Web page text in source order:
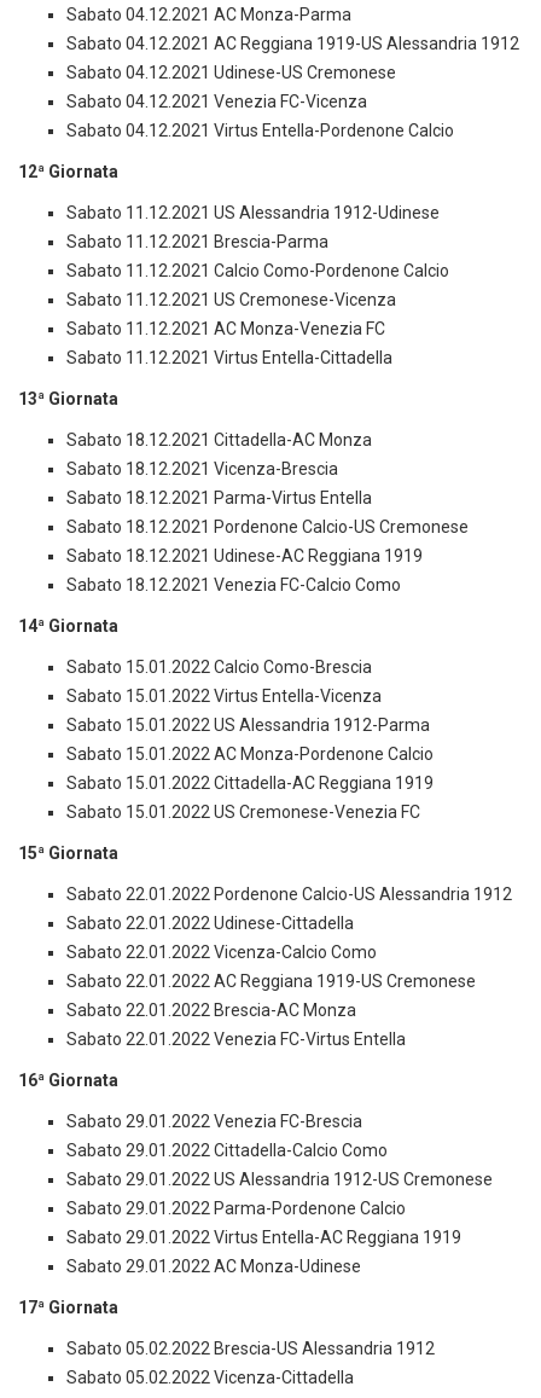
Sabato 04.12.2021 AC Monza-Parma
Sabato 04.12.2021 AC Reggiana 1919-US Alessandria 1912
Sabato 04.12.2021 Udinese-US Cremonese
Sabato 04.12.2021 Venezia FC-Vicenza
Sabato 04.12.2021 Virtus Entella-Pordenone Calcio
12ª Giornata
Sabato 11.12.2021 US Alessandria 1912-Udinese
Sabato 11.12.2021 Brescia-Parma
Sabato 11.12.2021 Calcio Como-Pordenone Calcio
Sabato 11.12.2021 US Cremonese-Vicenza
Sabato 11.12.2021 AC Monza-Venezia FC
Sabato 11.12.2021 Virtus Entella-Cittadella
13ª Giornata
Sabato 18.12.2021 Cittadella-AC Monza
Sabato 18.12.2021 Vicenza-Brescia
Sabato 18.12.2021 Parma-Virtus Entella
Sabato 18.12.2021 Pordenone Calcio-US Cremonese
Sabato 18.12.2021 Udinese-AC Reggiana 1919
Sabato 18.12.2021 Venezia FC-Calcio Como
14ª Giornata
Sabato 15.01.2022 Calcio Como-Brescia
Sabato 15.01.2022 Virtus Entella-Vicenza
Sabato 15.01.2022 US Alessandria 1912-Parma
Sabato 15.01.2022 AC Monza-Pordenone Calcio
Sabato 15.01.2022 Cittadella-AC Reggiana 1919
Sabato 15.01.2022 US Cremonese-Venezia FC
15ª Giornata
Sabato 22.01.2022 Pordenone Calcio-US Alessandria 1912
Sabato 22.01.2022 Udinese-Cittadella
Sabato 22.01.2022 Vicenza-Calcio Como
Sabato 22.01.2022 AC Reggiana 1919-US Cremonese
Sabato 22.01.2022 Brescia-AC Monza
Sabato 22.01.2022 Venezia FC-Virtus Entella
16ª Giornata
Sabato 29.01.2022 Venezia FC-Brescia
Sabato 29.01.2022 Cittadella-Calcio Como
Sabato 29.01.2022 US Alessandria 1912-US Cremonese
Sabato 29.01.2022 Parma-Pordenone Calcio
Sabato 29.01.2022 Virtus Entella-AC Reggiana 1919
Sabato 29.01.2022 AC Monza-Udinese
17ª Giornata
Sabato 05.02.2022 Brescia-US Alessandria 1912
Sabato 05.02.2022 Vicenza-Cittadella